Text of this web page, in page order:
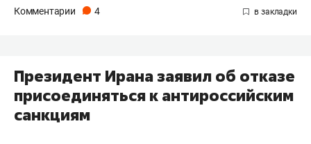
Комментарии 4
Президент Ирана заявил об отказе
присоединяться к антироссийским
санкциям